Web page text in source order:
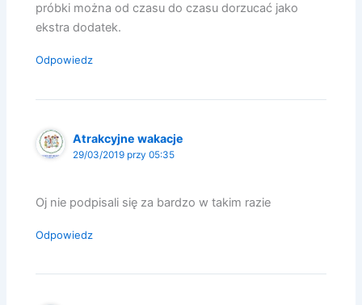
próbki można od czasu do czasu dorzucać jako
ekstra dodatek.
Odpowiedz
Atrakcyjne wakacje
29/03/2019 przy 05:35
Oj nie podpisali się za bardzo w takim razie
Odpowiedz